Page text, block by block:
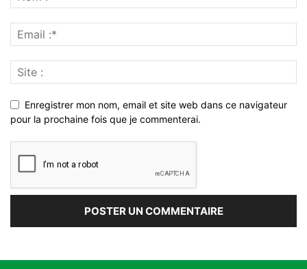
Enregistrer mon nom, email et site web dans ce navigateur
pour la prochaine fois que je commenterai.